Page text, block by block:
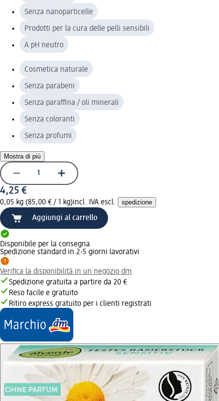
Senza nanoparticelle
Prodotti per la cura delle pelli sensibili
A pH neutro
Cosmetica naturale
Senza parabeni
Senza paraffina / oli minerali
Senza coloranti
Senza profumi
Mostra di più
4,25 €
0,05 kg (85,00 € / 1 kg)incl. IVA escl. spedizione
Aggiungi al carrello
Disponibile per la consegna
Spedizione standard in 2-5 giorni lavorativi
Verifica la disponibilità in un negozio dm
Spedizione gratuita a partire da 20 €
Reso facile e gratuito
Ritiro express gratuito per i clienti registrati